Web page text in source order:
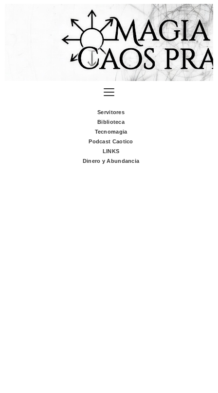
Servitores
Biblioteca
Tecnomagia
Podcast Caotico
LINKS
Dinero y Abundancia